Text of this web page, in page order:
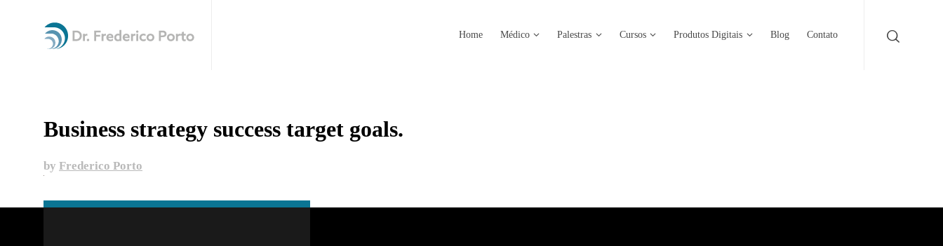
Home Médico Palestras Cursos Produtos Digitais Blog Contato
Business strategy success target goals.
by Frederico Porto